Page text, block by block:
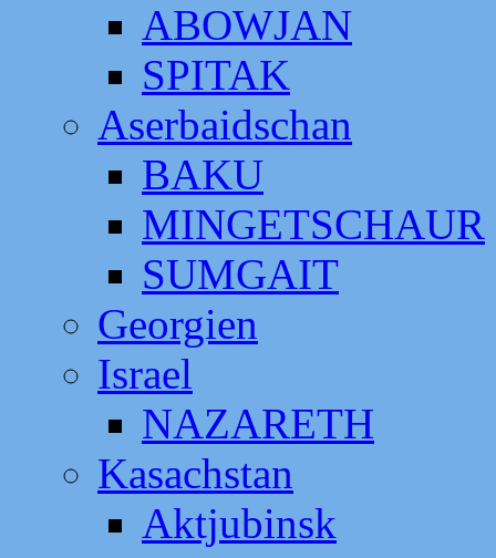
ABOWJAN
SPITAK
Aserbaidschan
BAKU
MINGETSCHAUR
SUMGAIT
Georgien
Israel
NAZARETH
Kasachstan
Aktjubinsk